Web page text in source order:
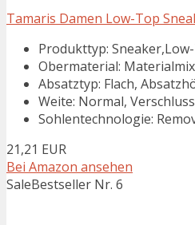
Tamaris Damen Low-Top
Produkttyp:
Obermaterial:
Absatztyp: Flach,
Weite: Normal,
Sohlentechnologie:
21,21 EUR
Bei Amazon ansehen
SaleBestseller Nr. 6